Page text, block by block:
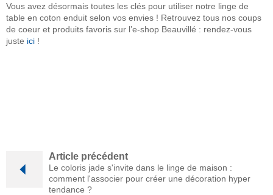
Vous avez désormais toutes les clés pour utiliser notre linge de
table en coton enduit selon vos envies ! Retrouvez tous nos coups
de coeur et produits favoris sur l’e-shop Beauvillé : rendez-vous
juste ici !
Article précédent
Le coloris jade s'invite dans le linge de maison :
comment l'associer pour créer une décoration hyper
tendance ?